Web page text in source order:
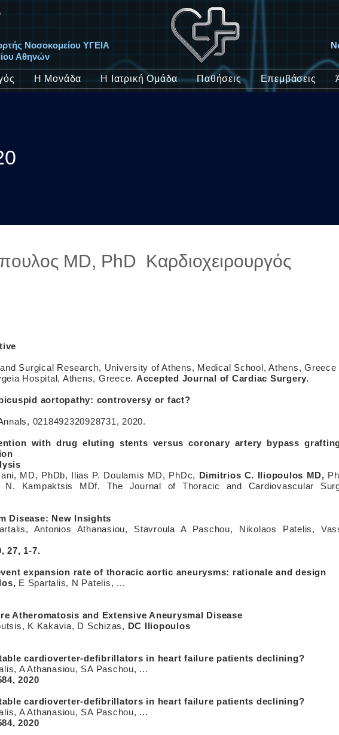
Νοσοκομείου ΥΓΕΙΑ
Αθηνών
Η Μονάδα Η Ιατρική Ομάδα Παθήσεις Επεμβάσεις
MD, PhD Καρδιοχειρουργός
Surgical Research, University of Athens, Medical School, Athens, Greece
Hospital, Athens, Greece. Accepted Journal of Cardiac Surgery.
aortopathy: controversy or fact?
0218492320928731, 2020.
with drug eluting stents versus coronary artery bypass
MD, PhDb, Ilias P. Doulamis MD, PhDc, Dimitrios C. Iliopoulos MD,
N. Kampaktsis MDf. The Journal of Thoracic and Cardiovascular
Disease: New Insights
Antonios Athanasiou, Stavroula A Paschou, Nikolaos Patelis,
27, 1-7.
expansion rate of thoracic aortic aneurysms: rationale and design
E Spartalis, N Patelis, ...
Atheromatosis and Extensive Aneurysmal Disease
K Kakavia, D Schizas, DC Iliopoulos
cardioverter-defibrillators in heart failure patients declining?
A Athanasiou, SA Paschou, ...
2020
cardioverter-defibrillators in heart failure patients declining?
A Athanasiou, SA Paschou, ...
2020